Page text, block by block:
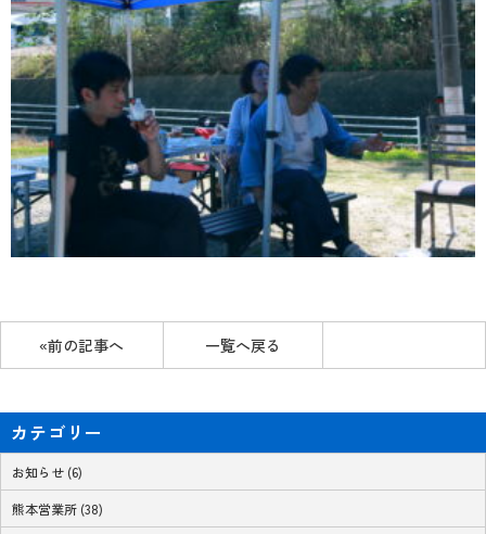
«前の記事へ 一覧へ戻る
カテゴリー
お知らせ (6)
熊本営業所 (38)